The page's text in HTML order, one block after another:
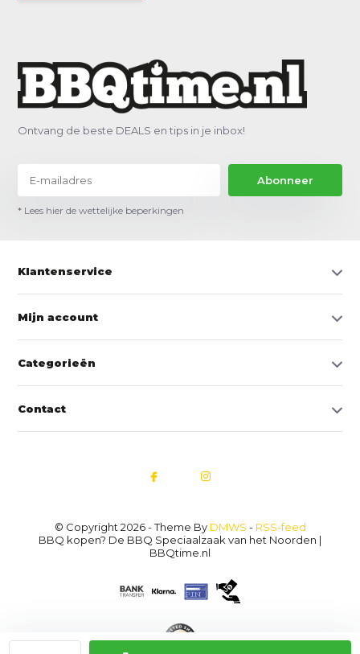
Ontvang de beste DEALS en tips in je inbox!
Abonneer
* Lees hier de wettelijke beperkingen
Klantenservice
Mijn account
Categorieën
Contact
© Copyright 2026 - Theme By DMWS - RSS-feed
BBQ kopen? De BBQ Speciaalzaak van het Noorden |
BBQtime.nl